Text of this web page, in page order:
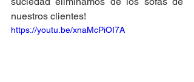
nuestros clientes!
https://youtu.be/xnaMcPiOI7A